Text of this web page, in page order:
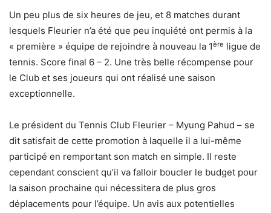
Un peu plus de six heures de jeu, et 8 matches durant
lesquels Fleurier n’a été que peu inquiété ont permis à la
« première » équipe de rejoindre à nouveau la 1ère ligue de
tennis. Score final 6 – 2. Une très belle récompense pour
le Club et ses joueurs qui ont réalisé une saison
exceptionnelle.
Le président du Tennis Club Fleurier – Myung Pahud – se
dit satisfait de cette promotion à laquelle il a lui-même
participé en remportant son match en simple. Il reste
cependant conscient qu’il va falloir boucler le budget pour
la saison prochaine qui nécessitera de plus gros
déplacements pour l’équipe. Un avis aux potentielles